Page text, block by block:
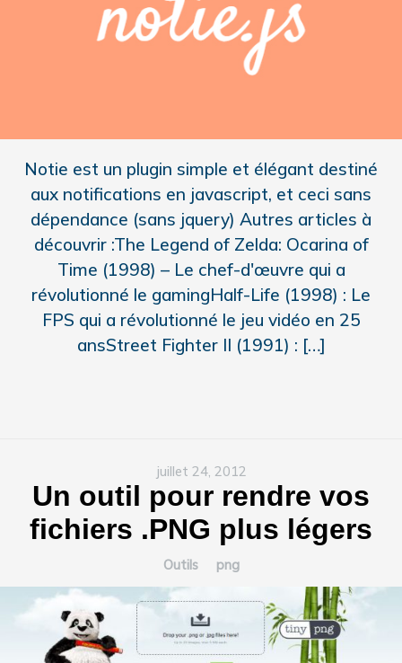
Notie est un plugin simple et élégant destiné
aux notifications en javascript, et ceci sans
dépendance (sans jquery) Autres articles à
découvrir :The Legend of Zelda: Ocarina of
Time (1998) – Le chef-d'œuvre qui a
révolutionné le gamingHalf-Life (1998) : Le
FPS qui a révolutionné le jeu vidéo en 25
ansStreet Fighter II (1991) : […]
juillet 24, 2012
Un outil pour rendre vos
fichiers .PNG plus légers
Outils png